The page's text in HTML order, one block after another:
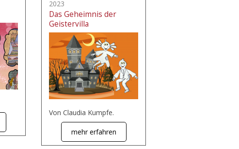
2023
Das Geheimnis der
Geistervilla
Von Claudia Kumpfe.
mehr erfahren